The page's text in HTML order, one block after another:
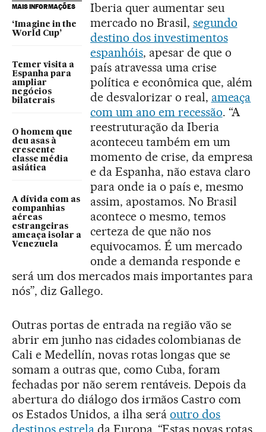
MAIS INFORMAÇÕES
‘Imagine in the
World Cup’
Temer visita a
Espanha para
ampliar
negócios
bilaterais
O homem que
deu asas à
crescente
classe média
asiática
A dívida com as
companhias
aéreas
estrangeiras
ameaça isolar a
Venezuela
Iberia quer aumentar seu
mercado no Brasil, segundo
destino dos investimentos
espanhóis, apesar de que o
país atravessa uma crise
política e econômica que, além
de desvalorizar o real, ameaça
com um ano em recessão. “A
reestruturação da Iberia
aconteceu também em um
momento de crise, da empresa
e da Espanha, não estava claro
para onde ia o país e, mesmo
assim, apostamos. No Brasil
acontece o mesmo, temos
certeza de que não nos
equivocamos. É um mercado
onde a demanda responde e
será um dos mercados mais importantes para
nós”, diz Gallego.
Outras portas de entrada na região vão se
abrir em junho nas cidades colombianas de
Cali e Medellín, novas rotas longas que se
somam a outras que, como Cuba, foram
fechadas por não serem rentáveis. Depois da
abertura do diálogo dos irmãos Castro com
os Estados Unidos, a ilha seráoutro dos
destinos estrela da Europa. “Estas novas rotas